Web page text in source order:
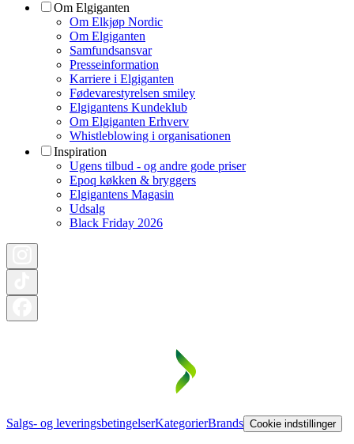
Om Elgiganten
Om Elkjøp Nordic
Om Elgiganten
Samfundsansvar
Presseinformation
Karriere i Elgiganten
Fødevarestyrelsen smiley
Elgigantens Kundeklub
Om Elgiganten Erhverv
Whistleblowing i organisationen
Inspiration
Ugens tilbud - og andre gode priser
Epoq køkken & bryggers
Elgigantens Magasin
Udsalg
Black Friday 2026
Salgs- og leveringsbetingelserKategorierBrands Cookie indstillinger